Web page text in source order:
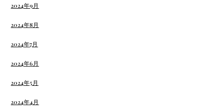
2024年9月
2024年8月
2024年7月
2024年6月
2024年5月
2024年4月